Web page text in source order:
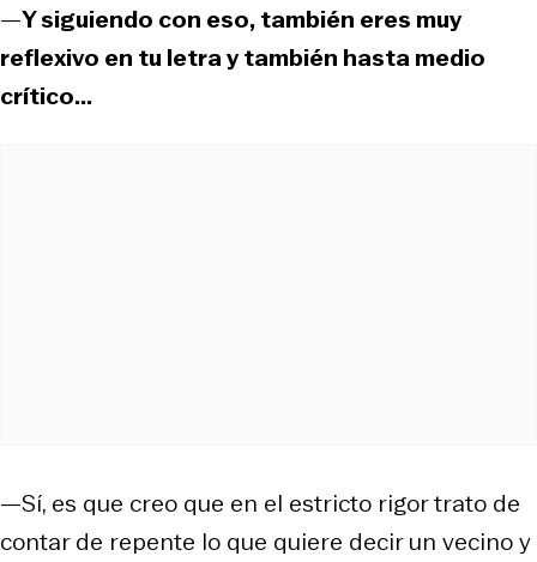
—Y siguiendo con eso, también eres muy
reflexivo en tu letra y también hasta medio
crítico...
—Sí, es que creo que en el estricto rigor trato de
contar de repente lo que quiere decir un vecino y